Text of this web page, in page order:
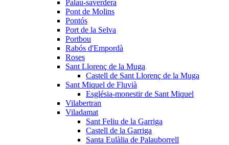
Palau-saverdera
Pont de Molins
Pontós
Port de la Selva
Portbou
Rabós d'Empordà
Roses
Sant Llorenç de la Muga
Castell de Sant Llorenç de la Muga
Sant Miquel de Fluvià
Església-monestir de Sant Miquel
Vilabertran
Viladamat
Sant Feliu de la Garriga
Castell de la Garriga
Santa Eulàlia de Palauborrell